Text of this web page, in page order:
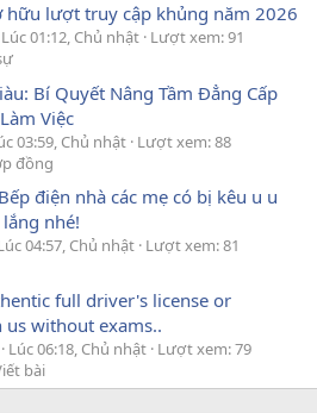
hữu lượt truy cập khủng năm 2026
Lúc 01:12, Chủ nhật Lượt xem: 91
Bí Quyết Nâng Tầm Đẳng Cấp
Việc
03:59, Chủ nhật Lượt xem: 88
đồng
điện nhà các mẹ có bị kêu u u
nhé!
04:57, Chủ nhật Lượt xem: 81
full driver's license or
without exams..
Lúc 06:18, Chủ nhật Lượt xem: 79
bài